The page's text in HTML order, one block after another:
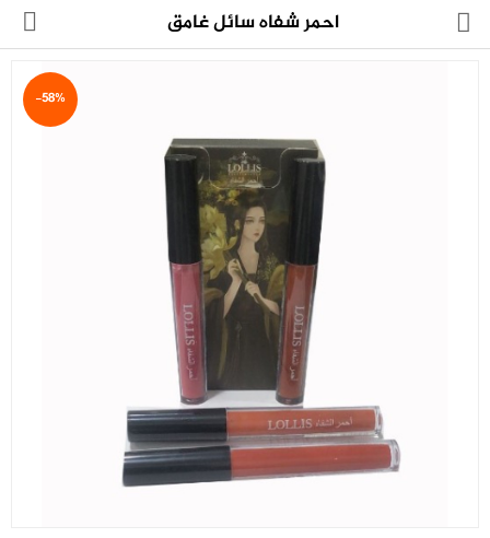
العناية الشخصية
العاب
احمر شفاه سائل غامق
-58%